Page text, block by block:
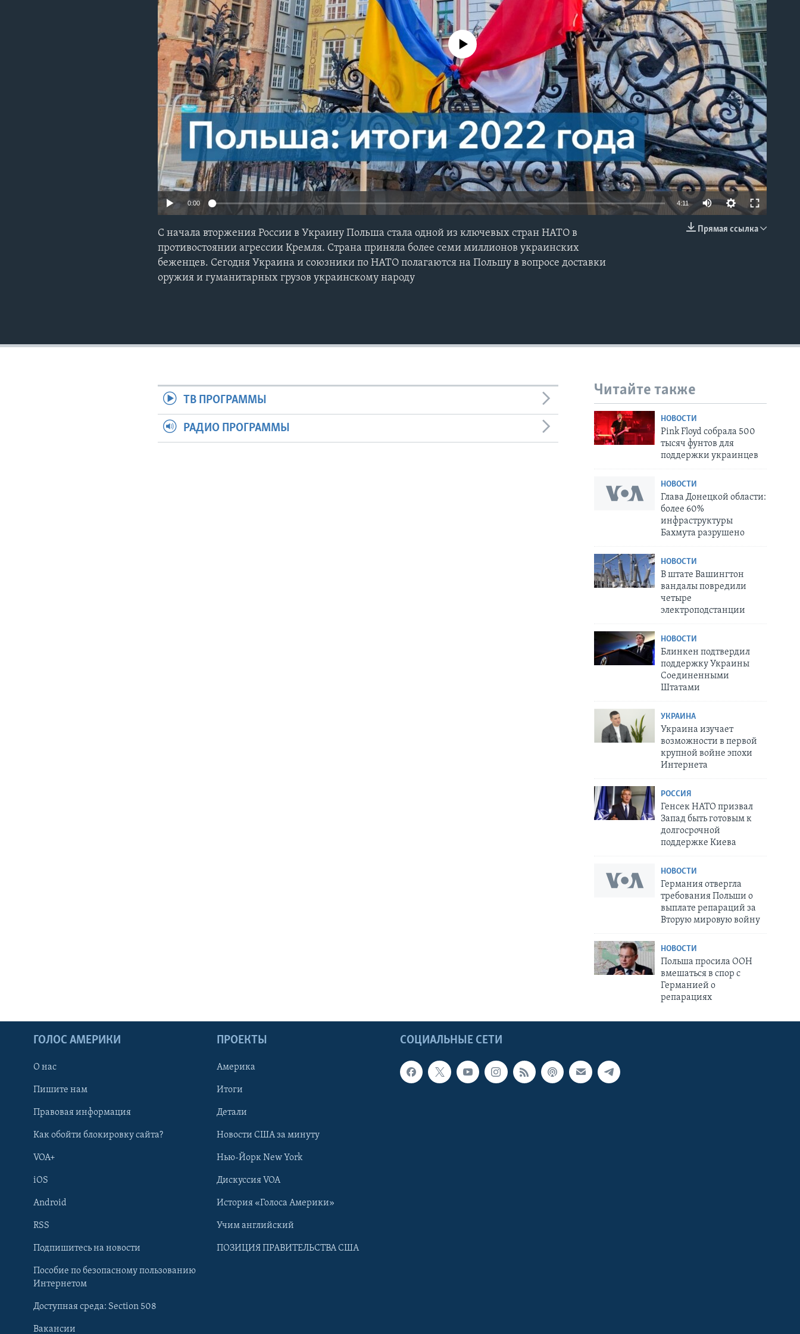
Learning English
No media source currently available
0:00 4:11
Прямая ссылка
C начала вторжения России в Украину Польша стала одной из ключевых стран НАТО в
противостоянии агрессии Кремля. Страна приняла более семи миллионов украинских
беженцев. Сегодня Украина и союзники по НАТО полагаются на Польшу в вопросе доставки
оружия и гуманитарных грузов украинскому народу
Читайте также
НОВОСТИ
Pink Floyd собрала 500
тысяч фунтов для
поддержки украинцев
НОВОСТИ
Глава Донецкой области:
более 60%
инфраструктуры
Бахмута разрушено
НОВОСТИ
В штате Вашингтон
вандалы повредили
четыре
электроподстанции
НОВОСТИ
Блинкен подтвердил
поддержку Украины
Соединенными
Штатами
УКРАИНА
Украина изучает
возможности в первой
крупной войне эпохи
Интернета
РОССИЯ
Генсек НАТО призвал
Запад быть готовым к
долгосрочной
поддержке Киева
НОВОСТИ
Германия отвергла
требования Польши о
выплате репараций за
Вторую мировую войну
НОВОСТИ
Польша просила ООН
вмешаться в спор с
Германией о
репарациях
ТВ ПРОГРАММЫ
РАДИО ПРОГРАММЫ
СОЦИАЛЬНЫЕ СЕТИ
ГОЛОС АМЕРИКИ
О нас
Пишите нам
Правовая информация
Как обойти блокировку сайта?
VOA+
iOS
Android
RSS
Подпишитесь на новости
Пособие по безопасному пользованию
Интернетом
Доступная среда: Section 508
Вакансии
ПРОЕКТЫ
Америка
Итоги
Детали
Новости США за минуту
Нью-Йорк New York
Дискуссия VOA
История «Голоса Америки»
Учим английский
ПОЗИЦИЯ ПРАВИТЕЛЬСТВА США